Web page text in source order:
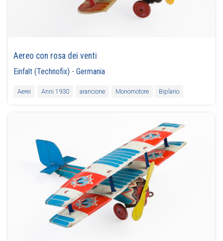
Aereo con rosa dei venti
Einfalt (Technofix) -Germania
Aerei Anni 1930 arancione Monomotore Biplano